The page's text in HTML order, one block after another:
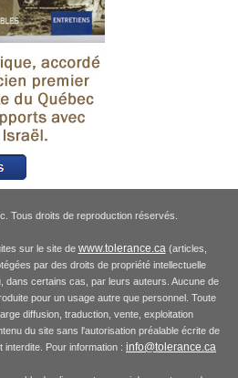
Tous droits de reproduction réservés.
sur le site de www.tolerance.ca(articles,
par des droits de propriété intellectuelle
dans certains cas, par leurs auteurs. Aucune de
pour un usage autre que personnel. Toute
diffusion, traduction, vente, exploitation
du site sans l'autorisation préalable écrite de
interdite. Pour information : info@tolerance.ca